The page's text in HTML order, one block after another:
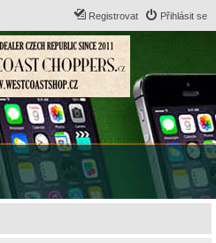
Přihlásit se
Registrovat